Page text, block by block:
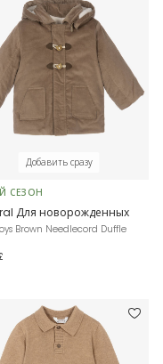
Добавить сразу
СЕЗОН
Для новорожденных
Brown Needlecord Duffle